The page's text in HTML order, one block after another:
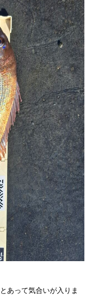
あって気合いが入りま